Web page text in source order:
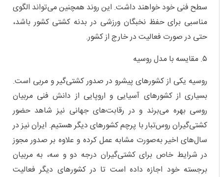
سطح فنی خود خواهند داشت. این روند همچنین می‌تواند الگوی
مناسبی برای حفظ نخبگان ورزشی در بدنه کشتی کشور باشد،
حتی در صورت فعالیت در خارج از کشور.
۵. مقایسه با مدل روسیه
روسیه یکی از کشورهای پیشرو در صدور کشتی‌گیر و مربی است.
بسیاری از کشورهای آسیایی و اروپایی از دانش فنی مربیان
روسی بهره می‌برند و در رقابت‌های جهانی نیز شاهد حضور
کشتی‌گیران روس‌تبار با پرچم کشورهای دیگر هستیم. ایران نیز در
سال‌های اخیر به‌صورت مشابه عمل کرده و علاوه بر صدور مجوز
در شرایط خاص برای کشتی‌گیران درجه دو و سه، به مربیان
برجسته خود اجازه داده است تا در کشورهای دیگر فعالیت